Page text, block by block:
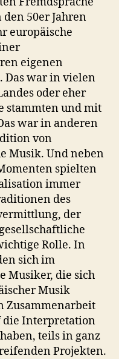
50er Jahren
europäische
eigenen
Das war in vielen
oder eher
stammten und mit
war in anderen
von
Musik. Und neben
spielten
immer
des
der
Rolle. In
sich im
Musiker, die sich
Musik
Zusammenarbeit
die Interpretation
teils in ganz
Projekten.